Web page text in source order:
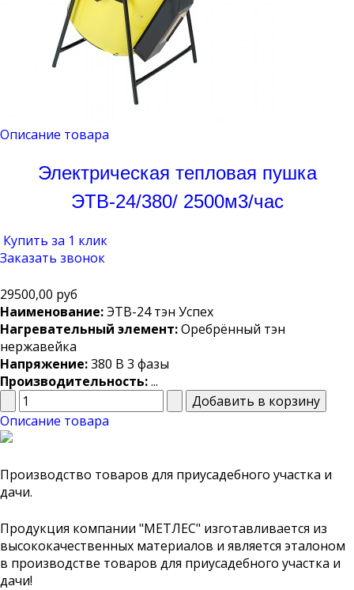
Описание товара
Электрическая тепловая пушка
ЭТВ-24/380/ 2500м3/час
Купить за 1 клик
Заказать звонок
29500,00 руб
Наименование:ЭТВ-24 тэн Успех
Нагревательный элемент:Оребрённый тэн
нержавейка
Напряжение:380 В 3 фазы
Производительность:...
Описание товара
Производство товаров для приусадебного участка и
дачи.
Продукция компании "МЕТЛЕС" изготавливается из
высококачественных материалов и является эталоном
в производстве товаров для приусадебного участка и
дачи!